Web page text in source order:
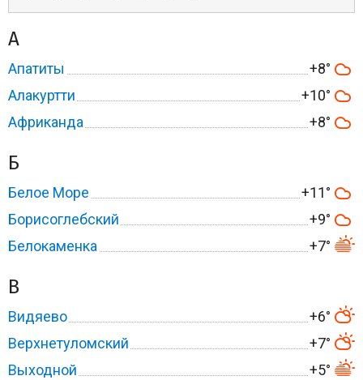
А
Апатиты
+8°
Алакуртти
+10°
Африканда
+8°
Б
Белое Море
+11°
Борисоглебский
+9°
Белокаменка
+7°
В
Видяево
+6°
Верхнетуломский
+7°
Выходной
+5°